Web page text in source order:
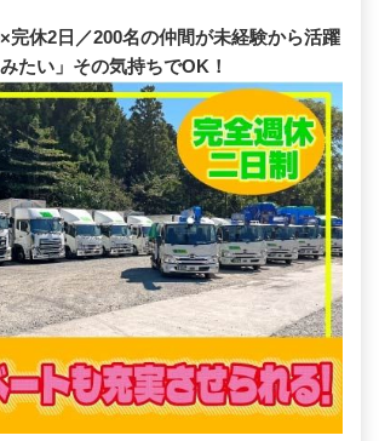
完休2日／200名の仲間が未経験から活躍
たい」その気持ちでOK！